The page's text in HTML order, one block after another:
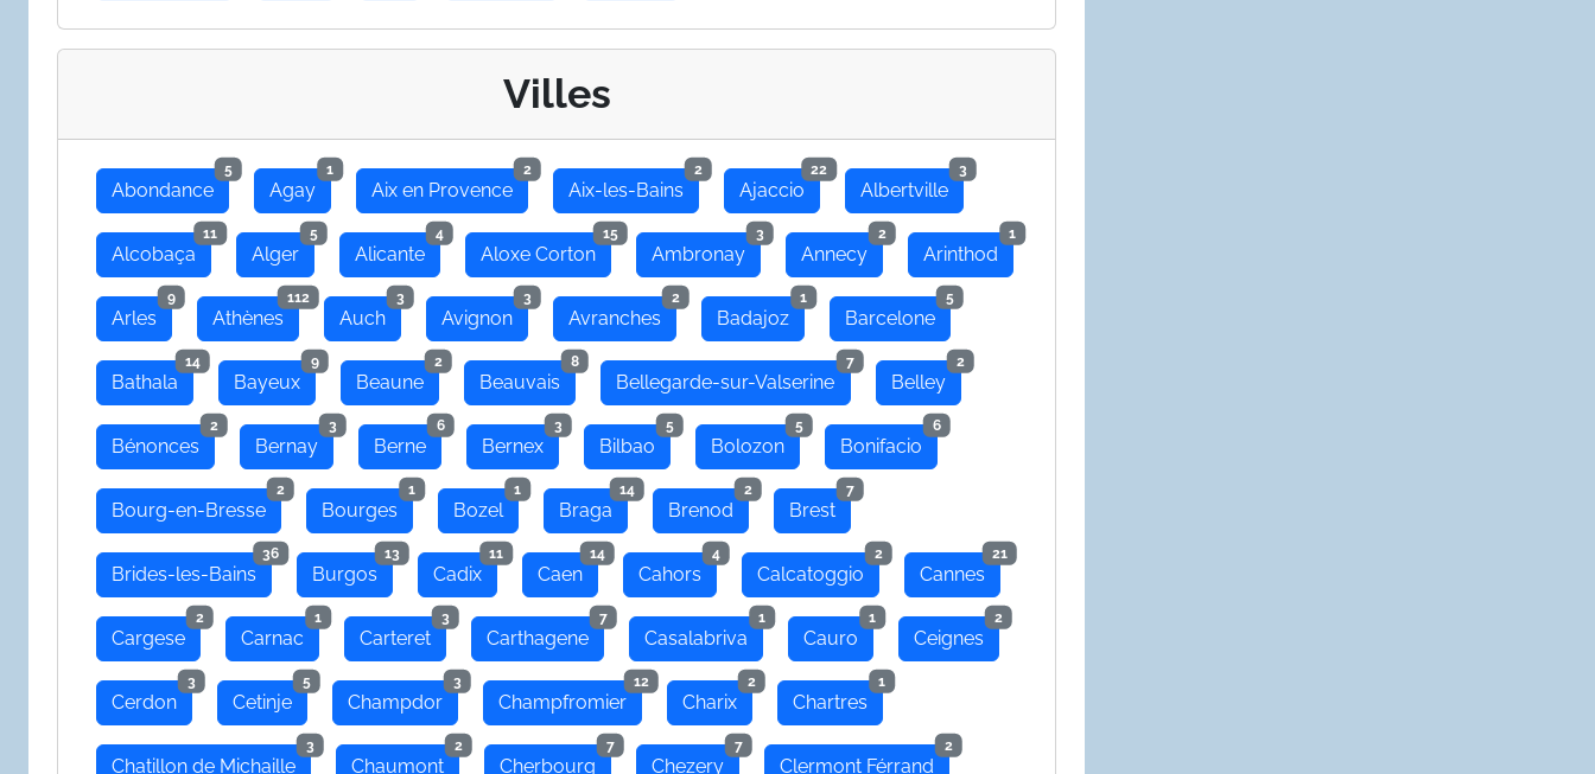
Villes
Abondance
5
Agay
1
Aix en Provence
2
Aix-les-Bains
2
Ajaccio
22
Albertville
3
Alcobaça
11
Alger
5
Alicante
4
Aloxe Corton
15
Ambronay
3
Annecy
2
Arinthod
1
Arles
9
Athènes
112
Auch
3
Avignon
3
Avranches
2
Badajoz
1
Barcelone
5
Bathala
14
Bayeux
9
Beaune
2
Beauvais
8
Bellegarde-sur-Valserine
7
Belley
2
Bénonces
2
Bernay
3
Berne
6
Bernex
3
Bilbao
5
Bolozon
5
Bonifacio
6
Bourg-en-Bresse
2
Bourges
1
Bozel
1
Braga
14
Brenod
2
Brest
7
Brides-les-Bains
36
Burgos
13
Cadix
11
Caen
14
Cahors
4
Calcatoggio
2
Cannes
21
Cargese
2
Carnac
1
Carteret
3
Carthagene
7
Casalabriva
1
Cauro
1
Ceignes
2
Cerdon
3
Cetinje
5
Champdor
3
Champfromier
12
Charix
2
Chartres
1
Chatillon de Michaille
3
Chaumont
2
Cherbourg
7
Chezery
7
Clermont Férrand
2